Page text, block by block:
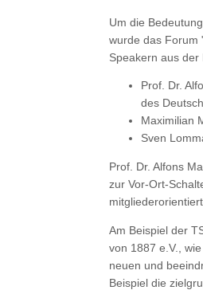
Um die
wurde das Forum
Speakern aus der
Prof. Dr.
des
Maximilian
Sven
Prof. Dr. Alfons
zur Vor-Ort-
Am Beispiel der
von 1887 e.V.,
neuen und
Beispiel die